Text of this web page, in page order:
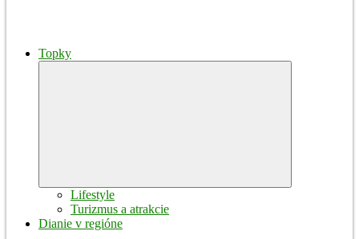
Topky
Lifestyle
Turizmus a atrakcie
Dianie v regióne